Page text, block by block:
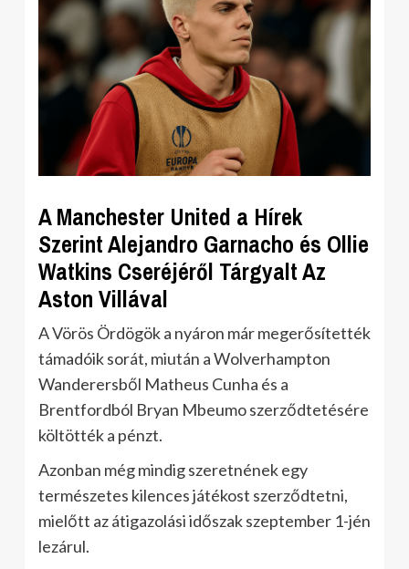
A Manchester United a Hírek
Szerint Alejandro Garnacho és Ollie
Watkins Cseréjéről Tárgyalt Az
Aston Villával
A Vörös Ördögök a nyáron már megerősítették
támadóik sorát, miután a Wolverhampton
Wanderersből Matheus Cunha és a
Brentfordból Bryan Mbeumo szerződtetésére
költötték a pénzt.
Azonban még mindig szeretnének egy
természetes kilences játékost szerződtetni,
mielőtt az átigazolási időszak szeptember 1-jén
lezárul.